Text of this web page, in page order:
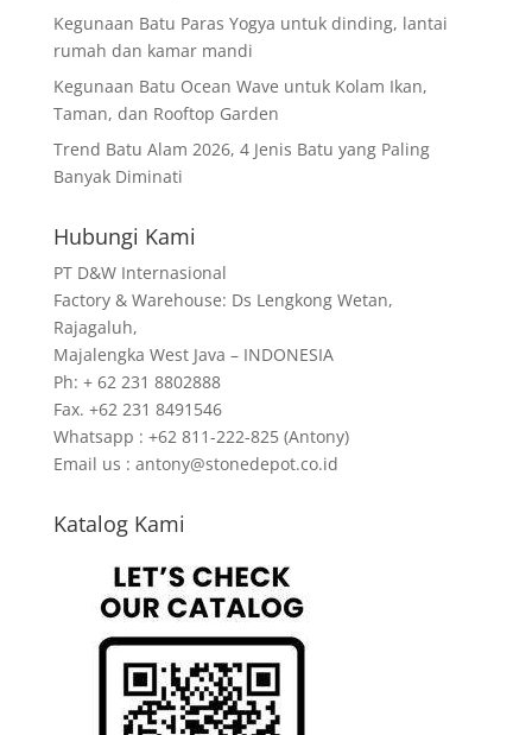
Kegunaan Batu Paras Yogya untuk dinding, lantai
rumah dan kamar mandi
Kegunaan Batu Ocean Wave untuk Kolam Ikan,
Taman, dan Rooftop Garden
Trend Batu Alam 2026, 4 Jenis Batu yang Paling
Banyak Diminati
Hubungi Kami
PT D&W Internasional
Factory & Warehouse: Ds Lengkong Wetan,
Rajagaluh,
Majalengka West Java – INDONESIA
Ph: + 62 231 8802888
Fax. +62 231 8491546
Whatsapp : +62 811-222-825 (Antony)
Email us : antony@stonedepot.co.id
Katalog Kami